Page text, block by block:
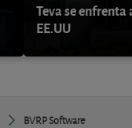
Teva se enfrenta
EE.UU
BVRP Software